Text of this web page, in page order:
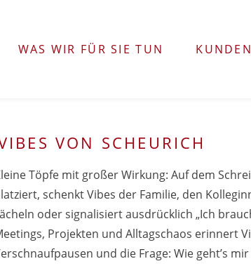
WAS WIR FÜR SIE TUN KUNDEN
VON SCHEURICH
Töpfe mit großer Wirkung: Auf dem
schenkt Vibes der Familie, den
oder signalisiert ausdrücklich „Ich
Projekten und Alltagschaos erinnert
und die Frage: Wie geht’s